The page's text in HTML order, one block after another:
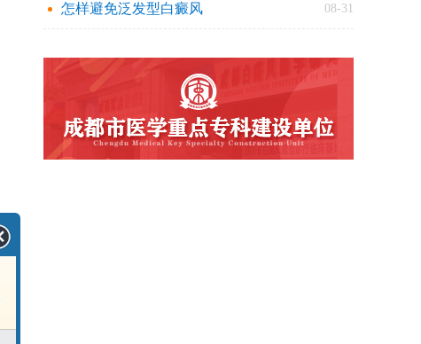
怎样避免泛发型白癜风 08-31